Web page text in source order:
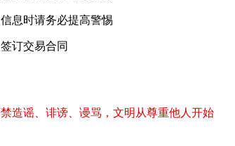
息时请务必提高警惕
订交易合同
造谣、诽谤、谩骂，文明从尊重他人开始